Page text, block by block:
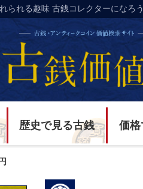
られる趣味 古銭コレクターになろう
歴史で見る古銭 価格